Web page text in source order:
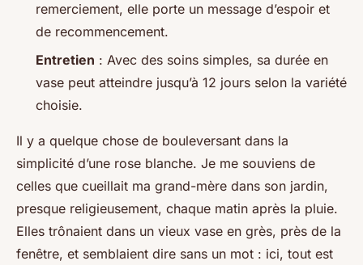
remerciement, elle porte un message d’espoir et
de recommencement.
Entretien : Avec des soins simples, sa durée en
vase peut atteindre jusqu’à 12 jours selon la variété
choisie.
Il y a quelque chose de bouleversant dans la
simplicité d’une rose blanche. Je me souviens de
celles que cueillait ma grand-mère dans son jardin,
presque religieusement, chaque matin après la pluie.
Elles trônaient dans un vieux vase en grès, près de la
fenêtre, et semblaient dire sans un mot : ici, tout est